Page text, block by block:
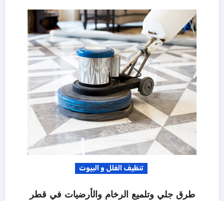
تنظيف الفلل و البيوت
طرق جلي وتلميع الرخام والأرضيات في قطر